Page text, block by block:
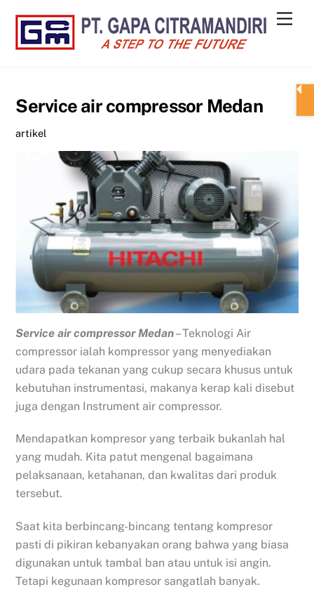
content
Service air compressor Medan
artikel
Service air compressor Medan– Teknologi Air
compressor ialah kompressor yang menyediakan
udara pada tekanan yang cukup secara khusus untuk
kebutuhan instrumentasi, makanya kerap kali disebut
juga dengan Instrument air compressor.
Mendapatkan kompresor yang terbaik bukanlah hal
yang mudah. Kita patut mengenal bagaimana
pelaksanaan, ketahanan, dan kwalitas dari produk
tersebut.
Saat kita berbincang-bincang tentang kompresor
pasti di pikiran kebanyakan orang bahwa yang biasa
digunakan untuk tambal ban atau untuk isi angin.
Tetapi kegunaan kompresor sangatlah banyak.